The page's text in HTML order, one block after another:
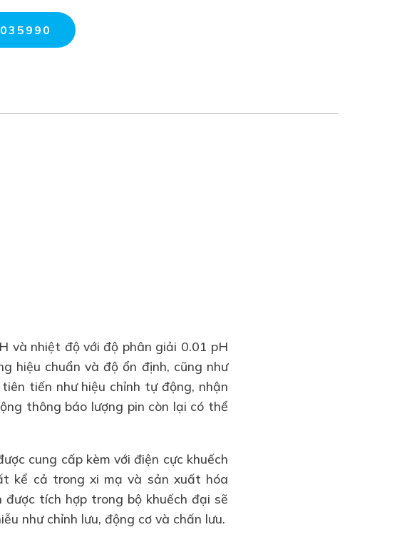
và nhiệt độ với độ phân giải 0.01 pH
hiệu chuẩn và độ ổn định, cũng như
tiến như hiệu chỉnh tự động, nhận
thông báo lượng pin còn lại có thể
cung cấp kèm với điện cực khuếch
kể cả trong xi mạ và sản xuất hóa
tích hợp trong bộ khuếch đại sẽ
như chỉnh lưu, động cơ và chấn lưu.